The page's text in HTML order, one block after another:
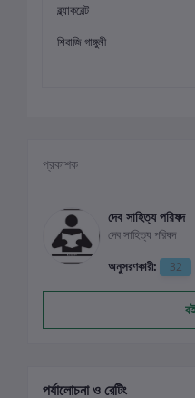
ব্ল্যাকবেল্ট
শিবাজি গাঙ্গুলী
প্রকাশক
দেব সাহিত্য পরিষদ
দেব সাহিত্য পরিষদ
অনুসরণকারী:
32
পর্যালোচনা ও রেটিং